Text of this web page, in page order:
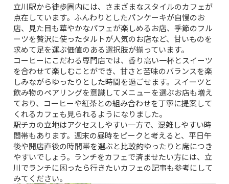
立川駅から徒歩圏内には、さまざまなスタイルのカフェが
点在しています。ふんわりとしたパンケーキが自慢のお
店、見た目も華やかなパフェが楽しめるお店、季節のフル
ーツを贅沢に使ったタルトが人気のお店など、甘いものを
求めて足を運ぶ価値のある選択肢が揃っています。
コーヒーにこだわる専門店では、香り高い一杯とスイーツ
を合わせて楽しむことができ、甘さと苦味のバランスを楽
しみながらゆったりとした時間を過ごせます。スイーツと
飲み物のペアリングを意識してメニューを選ぶお店も増え
ており、コーヒーや紅茶との組み合わせを丁寧に提案して
くれるカフェも見られるようになりました。
駅チカの立地はアクセスしやすい一方で、混雑しやすい時
間帯もあります。週末の昼時をピークと考えると、平日午
後や開店直後の時間帯を選ぶと比較的ゆったりと席につき
やすいでしょう。ランチをカフェで済ませたい方には、 立
川でランチに困ったら行きたいカフェの記事も参考にして
みてください。